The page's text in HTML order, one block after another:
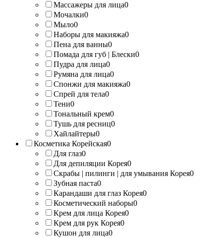
Массажеры для лица0
Мочалки0
Мыло0
Наборы для макияжа0
Пена для ванны0
Помада для губ | Блески0
Пудра для лица0
Румяна для лица0
Спонжи для макияжа0
Спрей для тела0
Тени0
Тональный крем0
Тушь для ресниц0
Хайлайтеры0
Косметика Корейская0
Для глаз0
Для депиляции Корея0
Скрабы | пилинги | для умывания Корея0
Зубная паста0
Карандаши для глаз Корея0
Косметический наборы0
Крем для лица Корея0
Крем для рук Корея0
Кушон для лица0